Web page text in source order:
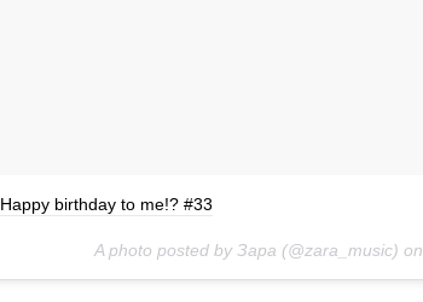
Happy birthday to me!? #33
A photo posted by Зара (@zara_music) on